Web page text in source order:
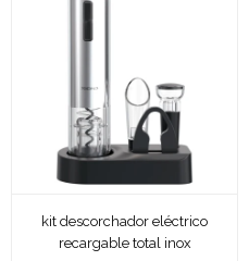
kit descorchador eléctrico
recargable total inox